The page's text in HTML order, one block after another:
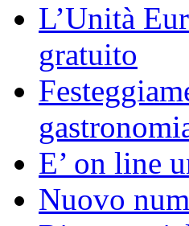
L’Unità
gratuito
E’ on line
Nuovo